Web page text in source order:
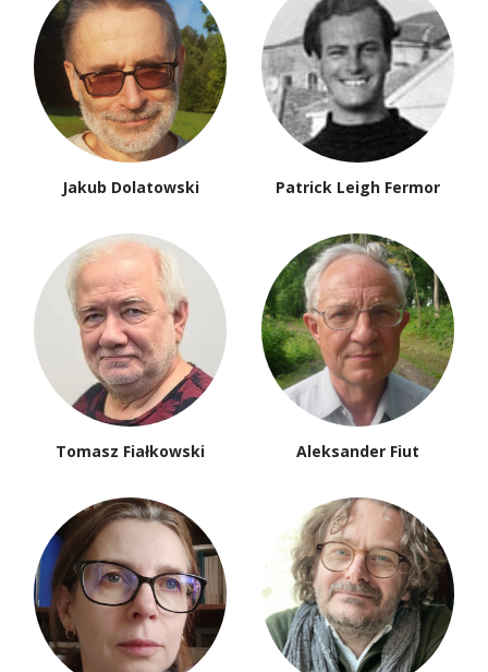
Jakub Dolatowski Patrick Leigh Fermor
Tomasz Fiałkowski Aleksander Fiut